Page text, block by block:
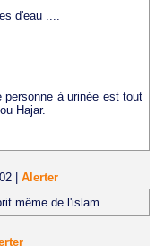
d'eau ....
personne à urinée est tout
Hajar.
Alerter
même de l'islam.